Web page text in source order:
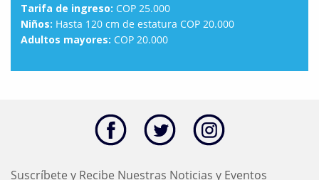
Tarifa de ingreso: COP 25.000
Niños: Hasta 120 cm de estatura COP 20.000
Adultos mayores: COP 20.000
Suscríbete y Recibe Nuestras Noticias y Eventos